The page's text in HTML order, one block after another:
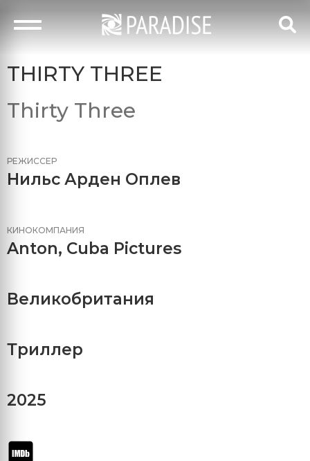
THIRTY THREE
Thirty Three
РЕЖИССЕР
Нильс Арден Оплев
КИНОКОМПАНИЯ
Anton, Cuba Pictures
Великобритания
Триллер
2025